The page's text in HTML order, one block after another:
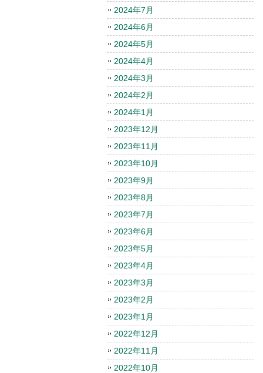
2024年7月
2024年6月
2024年5月
2024年4月
2024年3月
2024年2月
2024年1月
2023年12月
2023年11月
2023年10月
2023年9月
2023年8月
2023年7月
2023年6月
2023年5月
2023年4月
2023年3月
2023年2月
2023年1月
2022年12月
2022年11月
2022年10月